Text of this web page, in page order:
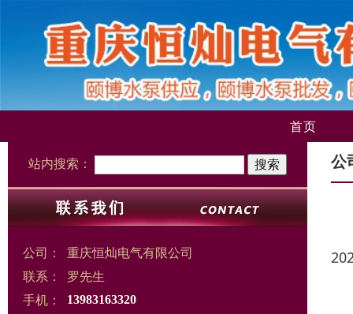
首页
站内搜索：
公司：
重庆恒灿电气有限公司
联系：
罗先生
手机：
13983163320
公